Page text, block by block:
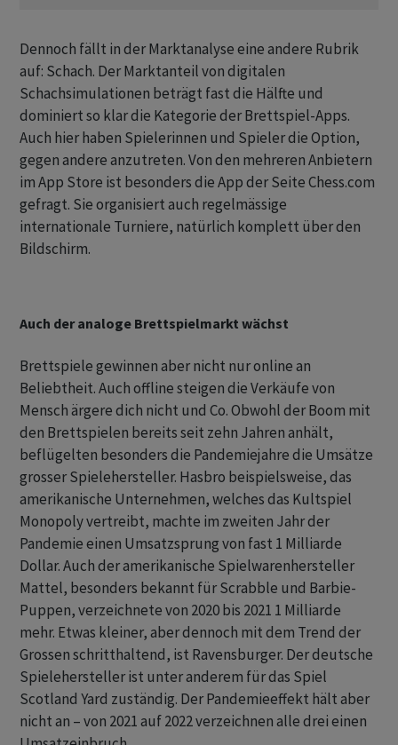
Dennoch fällt in der Marktanalyse eine andere Rubrik
auf: Schach. Der Marktanteil von digitalen
Schachsimulationen beträgt fast die Hälfte und
dominiert so klar die Kategorie der Brettspiel-Apps.
Auch hier haben Spielerinnen und Spieler die Option,
gegen andere anzutreten. Von den mehreren Anbietern
im App Store ist besonders die App der Seite Chess.com
gefragt. Sie organisiert auch regelmässige
internationale Turniere, natürlich komplett über den
Bildschirm.
Auch der analoge Brettspielmarkt wächst
Brettspiele gewinnen aber nicht nur online an
Beliebtheit. Auch offline steigen die Verkäufe von
Mensch ärgere dich nicht und Co. Obwohl der Boom mit
den Brettspielen bereits seit zehn Jahren anhält,
beflügelten besonders die Pandemiejahre die Umsätze
grosser Spielehersteller. Hasbro beispielsweise, das
amerikanische Unternehmen, welches das Kultspiel
Monopoly vertreibt, machte im zweiten Jahr der
Pandemie einen Umsatzsprung von fast 1 Milliarde
Dollar. Auch der amerikanische Spielwarenhersteller
Mattel, besonders bekannt für Scrabble und Barbie-
Puppen, verzeichnete von 2020 bis 2021 1 Milliarde
mehr. Etwas kleiner, aber dennoch mit dem Trend der
Grossen schritthaltend, ist Ravensburger. Der deutsche
Spielehersteller ist unter anderem für das Spiel
Scotland Yard zuständig. Der Pandemieeffekt hält aber
nicht an – von 2021 auf 2022 verzeichnen alle drei einen